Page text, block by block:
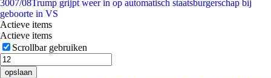
3007/08Trump grijpt weer in op automatisch staatsburgerschap bij
geboorte in VS
Actieve items
Actieve items
Scrollbar gebruiken
opslaan